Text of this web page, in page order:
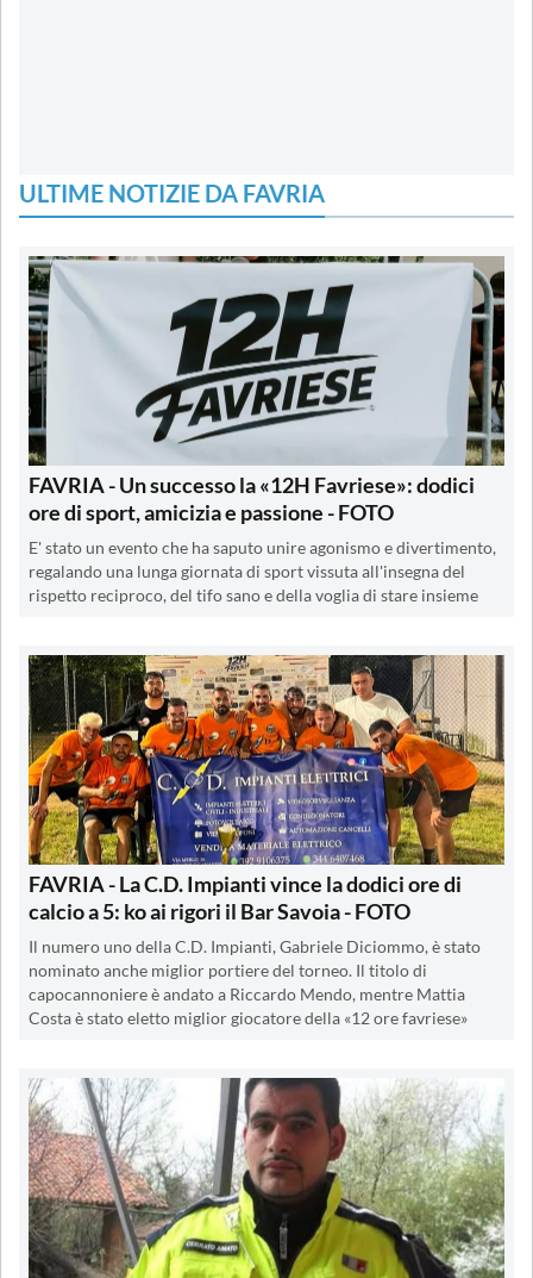
ULTIME NOTIZIE DA FAVRIA
FAVRIA - Un successo la «12H Favriese»: dodici
ore di sport, amicizia e passione - FOTO
E' stato un evento che ha saputo unire agonismo e divertimento,
regalando una lunga giornata di sport vissuta all'insegna del
rispetto reciproco, del tifo sano e della voglia di stare insieme
FAVRIA - La C.D. Impianti vince la dodici ore di
calcio a 5: ko ai rigori il Bar Savoia - FOTO
Il numero uno della C.D. Impianti, Gabriele Diciommo, è stato
nominato anche miglior portiere del torneo. Il titolo di
capocannoniere è andato a Riccardo Mendo, mentre Mattia
Costa è stato eletto miglior giocatore della «12 ore favriese»